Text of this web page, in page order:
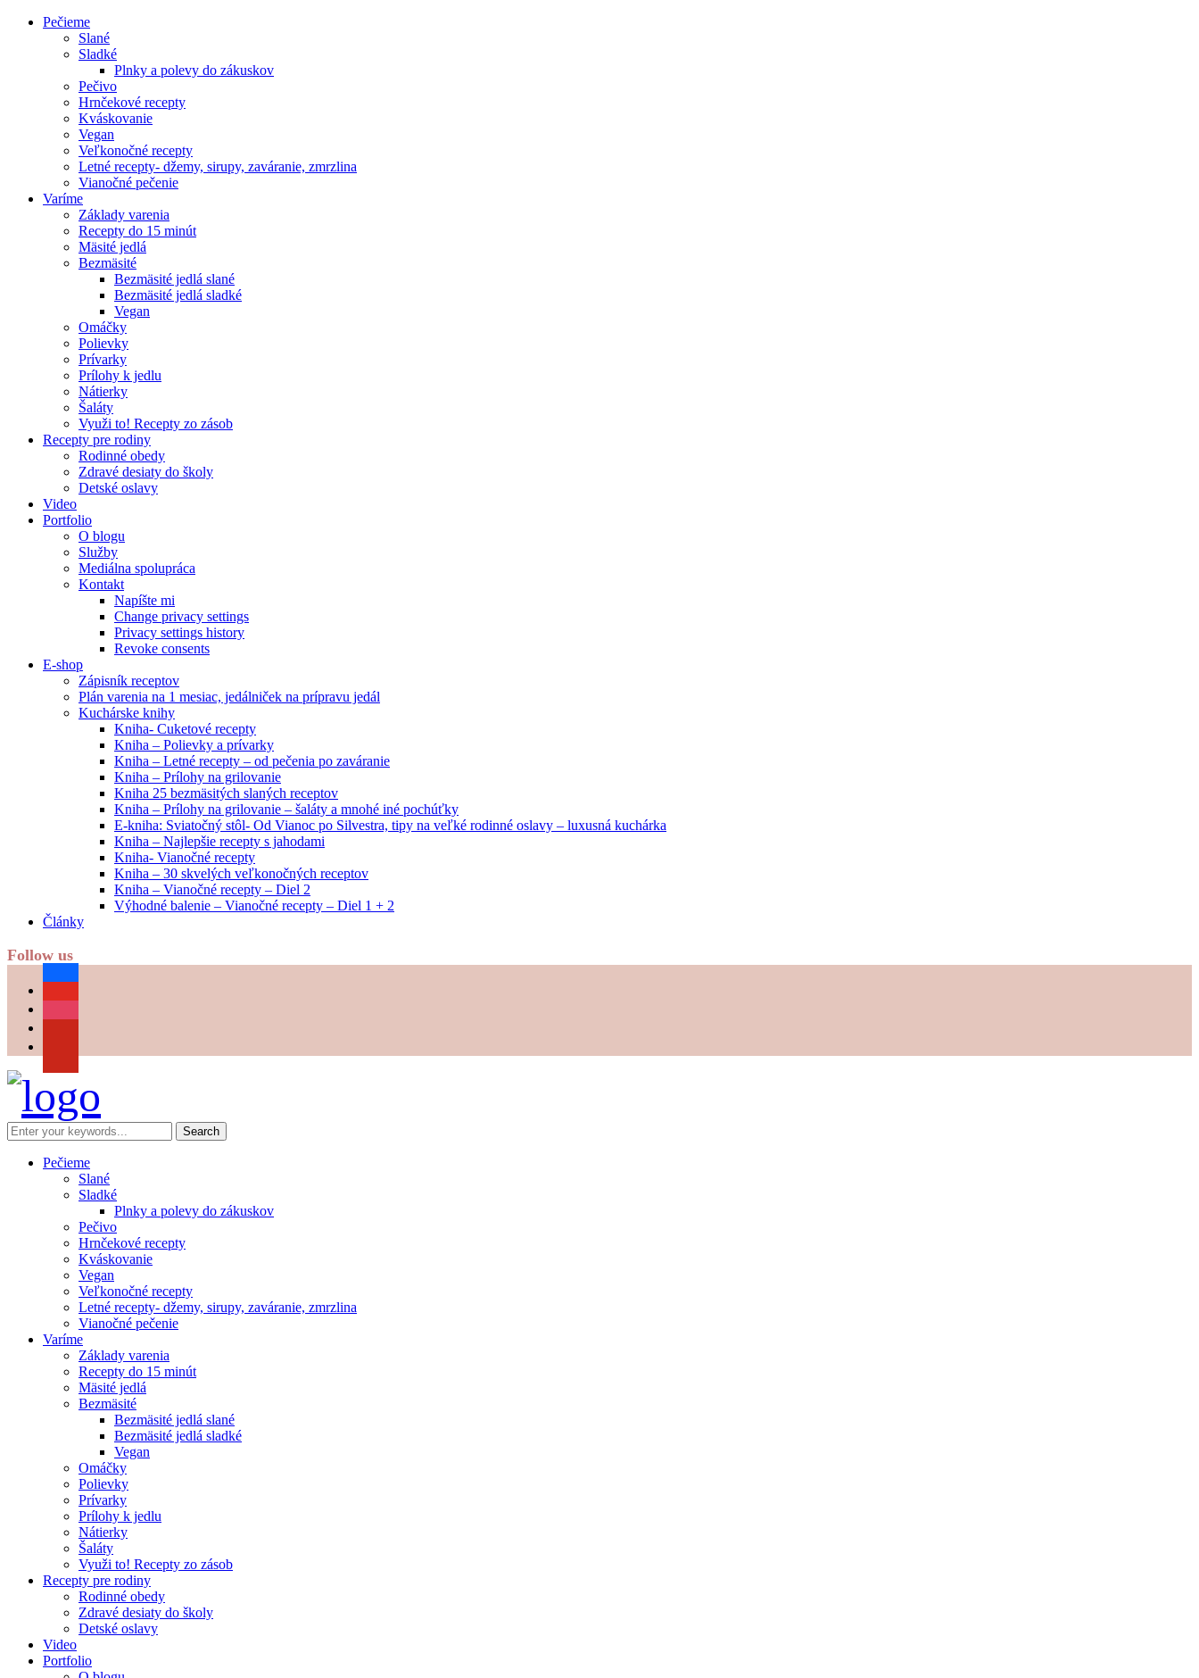
Pečieme
Slané
Sladké
Plnky a polevy do zákuskov
Pečivo
Hrnčekové recepty
Kváskovanie
Vegan
Veľkonočné recepty
Letné recepty- džemy, sirupy, zaváranie, zmrzlina
Vianočné pečenie
Varíme
Základy varenia
Recepty do 15 minút
Mäsité jedlá
Bezmäsité
Bezmäsité jedlá slané
Bezmäsité jedlá sladké
Vegan
Omáčky
Polievky
Prívarky
Prílohy k jedlu
Nátierky
Šaláty
Využi to! Recepty zo zásob
Recepty pre rodiny
Rodinné obedy
Zdravé desiaty do školy
Detské oslavy
Video
Portfolio
O blogu
Služby
Mediálna spolupráca
Kontakt
Napíšte mi
Change privacy settings
Privacy settings history
Revoke consents
E-shop
Zápisník receptov
Plán varenia na 1 mesiac, jedálniček na prípravu jedál
Kuchárske knihy
Kniha- Cuketové recepty
Kniha – Polievky a prívarky
Kniha – Letné recepty – od pečenia po zaváranie
Kniha – Prílohy na grilovanie
Kniha 25 bezmäsitých slaných receptov
Kniha – Prílohy na grilovanie – šaláty a mnohé iné pochúťky
E-kniha: Sviatočný stôl- Od Vianoc po Silvestra, tipy na veľké rodinné oslavy – luxusná kuchárka
Kniha – Najlepšie recepty s jahodami
Kniha- Vianočné recepty
Kniha – 30 skvelých veľkonočných receptov
Kniha – Vianočné recepty – Diel 2
Výhodné balenie – Vianočné recepty – Diel 1 + 2
Články
Follow us
Pečieme
Slané
Sladké
Plnky a polevy do zákuskov
Pečivo
Hrnčekové recepty
Kváskovanie
Vegan
Veľkonočné recepty
Letné recepty- džemy, sirupy, zaváranie, zmrzlina
Vianočné pečenie
Varíme
Základy varenia
Recepty do 15 minút
Mäsité jedlá
Bezmäsité
Bezmäsité jedlá slané
Bezmäsité jedlá sladké
Vegan
Omáčky
Polievky
Prívarky
Prílohy k jedlu
Nátierky
Šaláty
Využi to! Recepty zo zásob
Recepty pre rodiny
Rodinné obedy
Zdravé desiaty do školy
Detské oslavy
Video
Portfolio